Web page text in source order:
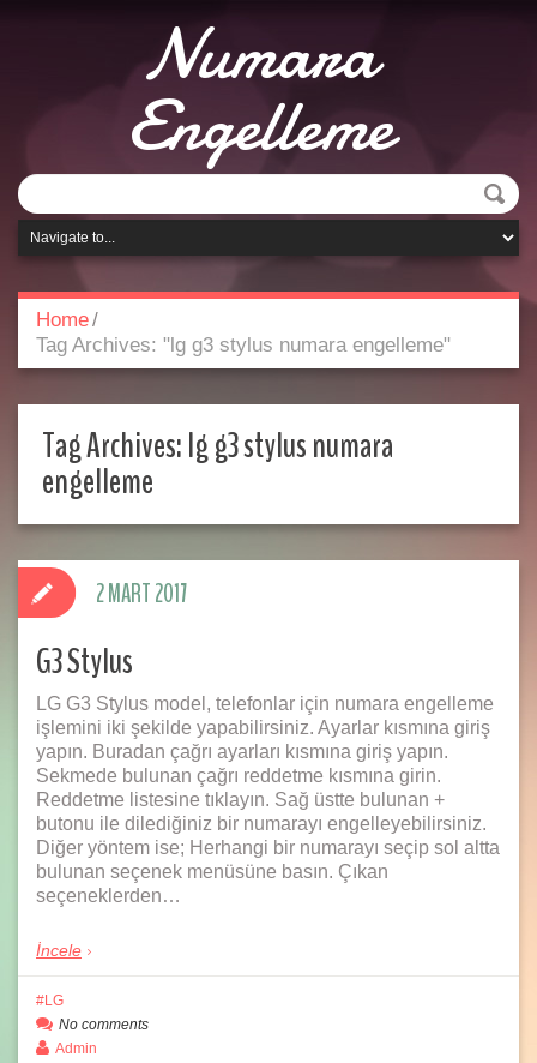
Numara
Engelleme
Home/
Tag Archives: "lg g3 stylus numara engelleme"
Tag Archives:lg g3 stylus numara
engelleme
G3 Stylus
LG G3 Stylus model, telefonlar için numara engelleme
işlemini iki şekilde yapabilirsiniz. Ayarlar kısmına giriş
yapın. Buradan çağrı ayarları kısmına giriş yapın.
Sekmede bulunan çağrı reddetme kısmına girin.
Reddetme listesine tıklayın. Sağ üstte bulunan +
butonu ile dilediğiniz bir numarayı engelleyebilirsiniz.
Diğer yöntem ise; Herhangi bir numarayı seçip sol altta
bulunan seçenek menüsüne basın. Çıkan
seçeneklerden…
İncele
2 MART 2017
LG
No comments
Admin